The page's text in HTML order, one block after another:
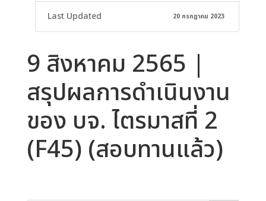
Last Updated 20 กรกฎาคม 2023
9 สิงหาคม 2565 |
สรุปผลการดำเนินงาน
ของ บจ. ไตรมาสที่ 2
(F45) (สอบทานแล้ว)